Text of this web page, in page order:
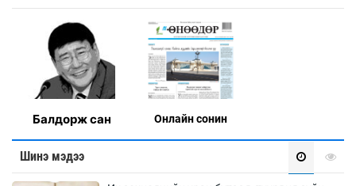
Балдорж сан Онлaйн сонин
Шинэ мэдээ